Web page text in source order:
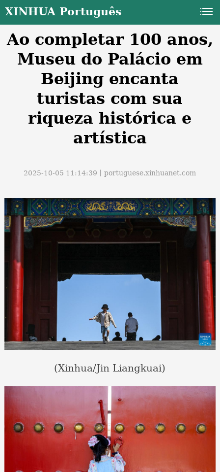
XINHUA Português
Ao completar 100 anos,
Museu do Palácio em
Beijing encanta
turistas com sua
riqueza histórica e
artística
2025-10-05 11:14:39丨portuguese.xinhuanet.com
(Xinhua/Jin Liangkuai)